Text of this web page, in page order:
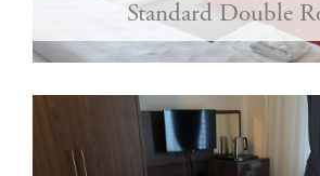
Standard Double